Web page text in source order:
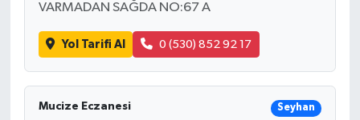
VARMADAN SAĞDA NO:67 A
Yol Tarifi Al 0 (530) 852 92 17
Mucize Eczanesi Seyhan